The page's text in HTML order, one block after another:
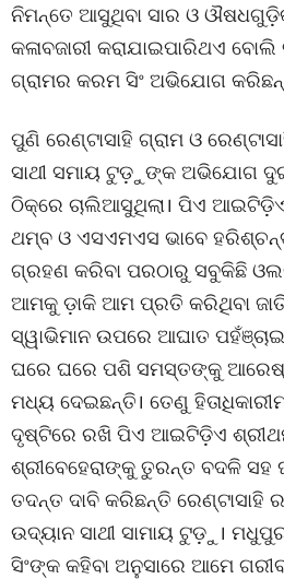
ନିମନ୍ତେ ଆସୁଥିବା ସାର ଓ
କଳାବଜାରୀ କରାଯାଇପାରିଥଏ
ଗ୍ରାମର କରମ ସିଂ ଅଭିଯୋଗ
ପୁଣି ରେଣ୍ଟାସାହି ଗ୍ରାମ ଓ
ସାଥୀ ସମାୟ ଟୁଡ଼ୁଙ୍କ ଅଭିଯୋଗ ଦୁଇ
ଠିକ୍ରେ ଚାଲିଆସୁଥିଲା। ପିଏ
ଥମ୍ବ ଓ ଏସଏମଏସ ଭାବେ
ଗ୍ରହଣ କରିବା ପରଠାରୁ ସବୁକିଛି
ଆମକୁ ଡ଼ାକି ଆମ ପ୍ରତି କରିଥିବା
ସ୍ୱାଭିମାନ ଉପରେ ଆଘାତ
ଘରେ ଘରେ ପଶି ସମସ୍ତଙ୍କୁ
ମଧ୍ୟ ଦେଇଛନ୍ତି। ତେଣୁ
ଦୃଷ୍ଟିରେ ରଖି ପିଏ ଆଇଟିଡ଼ିଏ
ଶ୍ରୀବେହେରାଙ୍କୁ ତୁରନ୍ତ ବଦଳି
ତଦନ୍ତ ଦାବି କରିଛନ୍ତି ରେଣ୍ଟାସାହି
ଉଦ୍ୟାନ ସାଥୀ ସାମାୟ ଟୁଡ଼ୁ।
ସିଂଙ୍କ କହିବା ଅନୁସାରେ ଆମେ